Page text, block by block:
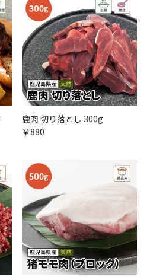
鹿肉 切り落とし 300g
￥880